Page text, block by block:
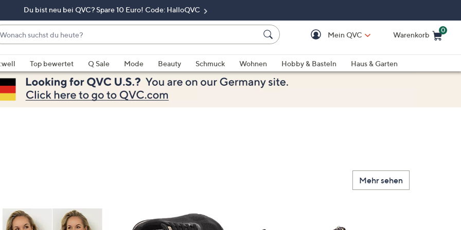
Du bist neu bei QVC? Spare 10 Euro! Code: HalloQVC
Mein QVC Warenkorb
0
Top bewertet Q Sale Mode Beauty Schmuck Wohnen Hobby & Basteln
Haus & Garten
Mehr sehen